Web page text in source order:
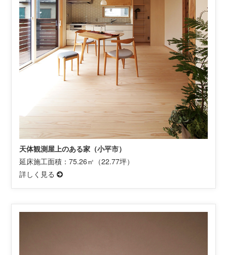
天体観測屋上のある家（小平市）
延床施工面積：75.26㎡（22.77坪）
詳しく見る